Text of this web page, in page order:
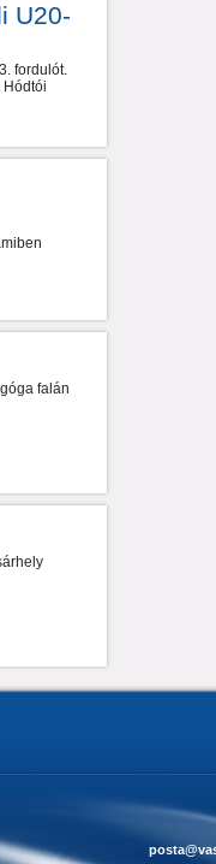
U20-
fordulót.
falán